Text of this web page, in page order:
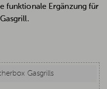
funktionale Ergänzung für
Gasgrills